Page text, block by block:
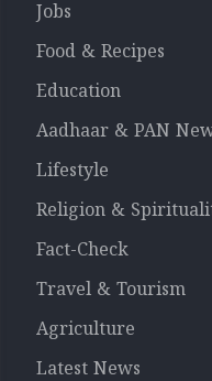
Jobs
Food & Recipes
Education
Aadhaar & PAN
Lifestyle
Religion &
Fact-Check
Travel & Tourism
Agriculture
Latest News